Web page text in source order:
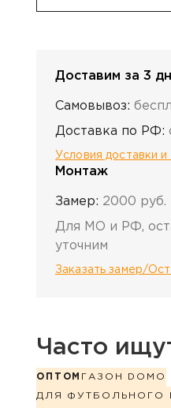
Доставим за 3
Самовывоз:
Доставка по РФ:
Условия доставки и
Монтаж
Замер: 2000 руб.
Для МО и РФ,
уточним
Заказать замер/
Часто
ОПТОМ ГАЗОН DOMO
ДЛЯ ФУТБОЛЬНОГО